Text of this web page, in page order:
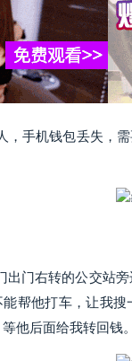
，手机钱包丢失，
出门右转的公交站
帮他打车，让我
他后面给我转回钱